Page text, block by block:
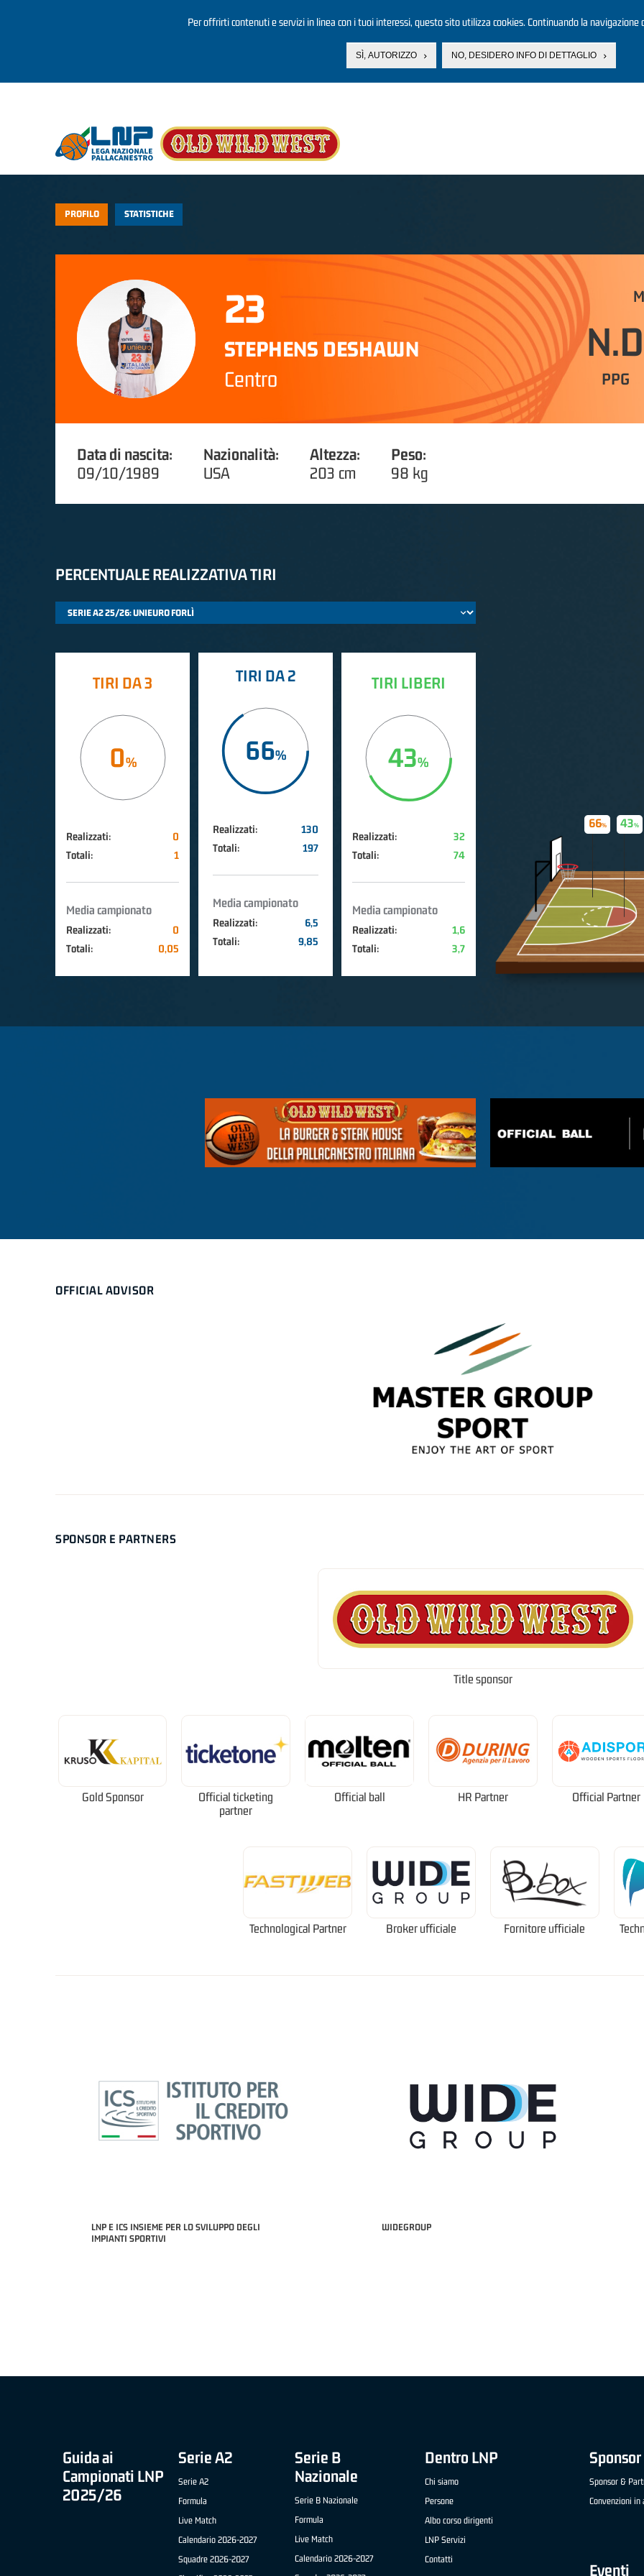
Per offrirti contenuti e servizi in linea con i tuoi interessi, questo sito utilizza cookies. Continuando la navigazione
SÌ, AUTORIZZO NO, DESIDERO INFO DI DETTAGLIO
PROFILO STATISTICHE
23
STEPHENS DESHAWN
Centro
N.D
PPG
Data di nascita:
09/10/1989
Nazionalità:
USA
Altezza:
203 cm
Peso:
98 kg
PERCENTUALE REALIZZATIVA TIRI
TIRI DA 3
0
Realizzati:
0
Totali:
1
Media campionato
Realizzati:
0
Totali:
0,05
TIRI DA 2
66
Realizzati:
130
Totali:
197
Media campionato
Realizzati:
6,5
Totali:
9,85
TIRI LIBERI
43
Realizzati:
32
Totali:
74
Media campionato
Realizzati:
1,6
Totali:
3,7
43
66
OFFICIAL ADVISOR
SPONSOR E PARTNERS
Title sponsor
Gold Sponsor
Official ticketing
partner
Official ball HR Partner Official Partner
Technological Partner Broker ufficiale Fornitore ufficiale
LNP E ICS INSIEME PER LO SVILUPPO DEGLI
IMPIANTI SPORTIVI
WIDEGROUP
Guida ai
Campionati LNP
2025/26
Serie A2
Serie A2
Formula
Live Match
Calendario 2026-2027
Squadre 2026-2027
Serie B
Nazionale
Serie B Nazionale
Formula
Live Match
Calendario 2026-2027
Dentro LNP
Chi siamo
Persone
Albo corso dirigenti
LNP Servizi
Contatti
Sponsor &
Convenzioni in
Eventi